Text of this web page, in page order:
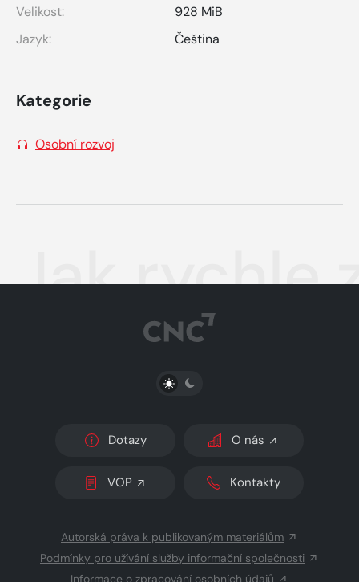
Velikost:
928 MiB
Jazyk:
Čeština
Kategorie
Osobní rozvoj
Jak rychle
PŘEPNOUT SVĚTLÝ/TMAVÝ REŽIM
Dotazy O nás
VOP Kontakty
Autorská práva k publikovaným materiálům
Podmínky pro užívání služby informační společnosti
Informace o zpracování osobních údajů